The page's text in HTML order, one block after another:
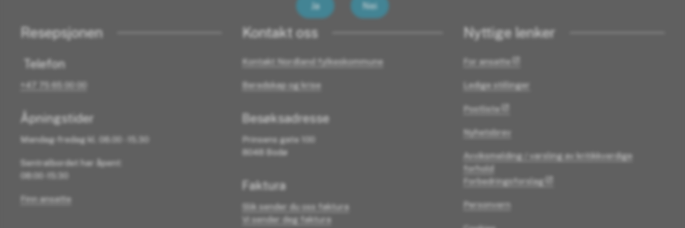
Ja Nei
Resepsjonen
Telefon
+47 75 65 00 00
Åpningstider
Mandag-fredag kl. 08.00 - 15.30
Sentralbordet har åpent:
08:00 -15:30
Finn ansatte
Kontakt oss
Kontakt Nordland fylkeskommune
Beredskap og krise
Besøksadresse
Prinsens gate 100
8048 Bodø
Faktura
Slik sender du oss faktura
Vi sender deg faktura
Nyttige lenker
For ansatte
Ledige stillinger
Postliste
Nyhetsbrev
Avviksmelding / varsling av kritikkverdige
forhold
Forbedringsforslag
Personvern